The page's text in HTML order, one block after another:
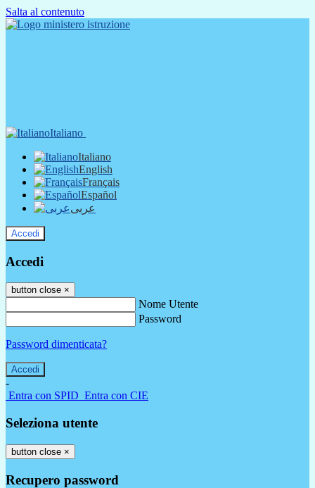
Salta al contenuto
Italiano
Italiano
English
Français
Español
عربى
Accedi
Accedi
button close ×
Nome Utente
Password
Password dimenticata?
-
Entra con SPID Entra con CIE
Seleziona utente
button close ×
Recupero password